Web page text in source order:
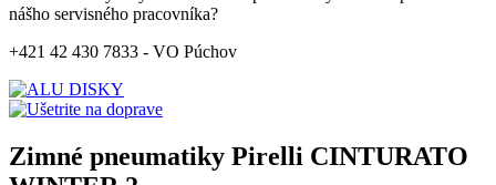
nášho servisného pracovníka?
+421 42 430 7833 - VO Púchov
Zimné pneumatiky Pirelli CINTURATO